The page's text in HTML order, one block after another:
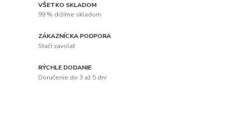
VŠETKO SKLADOM
99 % držíme skladom
ZÁKAZNÍCKA PODPORA
Stačí zavolať
RÝCHLE DODANIE
Doručenie do 3 až 5 dní